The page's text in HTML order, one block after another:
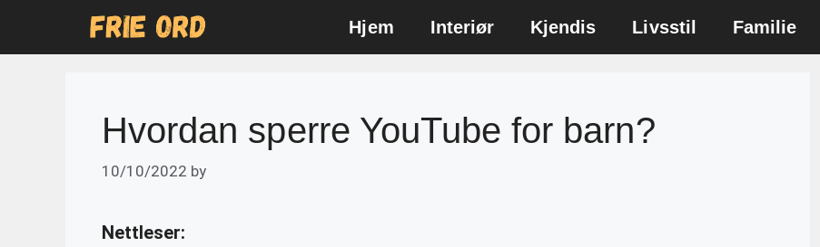
Hjem Interiør Kjendis Livsstil Familie
Hvordan sperre YouTube for barn?
10/10/2022 by
Nettleser: